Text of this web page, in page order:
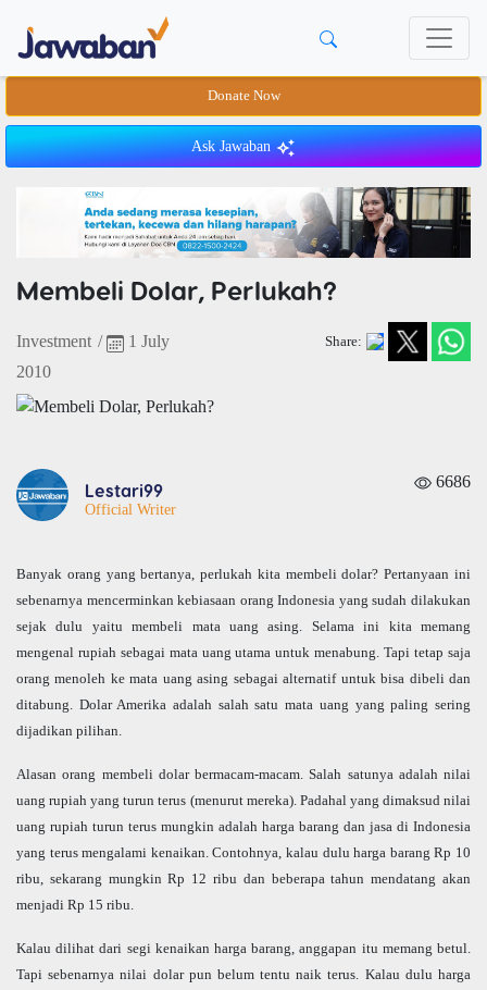
Donate Now
Ask Jawaban
Membeli Dolar, Perlukah?
Investment /
1 July
2010
Share:
Lestari99
Official Writer
6686
Banyak orang yang bertanya, perlukah kita membeli dolar? Pertanyaan ini
sebenarnya mencerminkan kebiasaan orang Indonesia yang sudah dilakukan
sejak dulu yaitu membeli mata uang asing. Selama ini kita memang
mengenal rupiah sebagai mata uang utama untuk menabung. Tapi tetap saja
orang menoleh ke mata uang asing sebagai alternatif untuk bisa dibeli dan
ditabung. Dolar Amerika adalah salah satu mata uang yang paling sering
dijadikan pilihan.
Alasan orang membeli dolar bermacam-macam. Salah satunya adalah nilai
uang rupiah yang turun terus (menurut mereka). Padahal yang dimaksud nilai
uang rupiah turun terus mungkin adalah harga barang dan jasa di Indonesia
yang terus mengalami kenaikan. Contohnya, kalau dulu harga barang Rp 10
ribu, sekarang mungkin Rp 12 ribu dan beberapa tahun mendatang akan
menjadi Rp 15 ribu.
Kalau dilihat dari segi kenaikan harga barang, anggapan itu memang betul.
Tapi sebenarnya nilai dolar pun belum tentu naik terus. Kalau dulu harga